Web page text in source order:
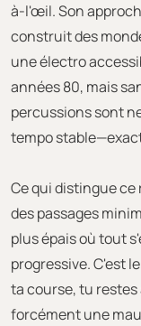
à-l'œil. Son
construit des
une électro
années 80, mais
percussions sont
tempo
Ce qui distingue
des passages
plus épais où tout
progressive. C'est
ta course, tu restes
forcément une